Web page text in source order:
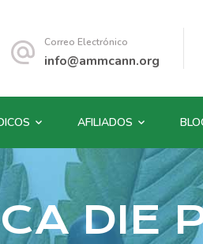
Correo Electrónico
info@ammcann.org
AFILIADOS
DIE